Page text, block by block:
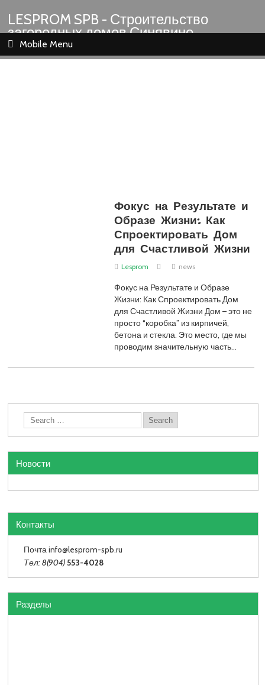
LESPROM SPB - Строительство
загородных домов Синявино
Шлиссельбург Кировск Назия
Mobile Menu
Фокус на Результате и
Образе Жизни: Как
Спроектировать Дом
для Счастливой Жизни
Lesprom news
Фокус на Результате и Образе
Жизни: Как Спроектировать Дом
для Счастливой Жизни Дом – это не
просто “коробка” из кирпичей,
бетона и стекла. Это место, где мы
проводим значительную часть…
Новости
Контакты
Почта info@lesprom-spb.ru
Тел: 8(904) 553-4028
Разделы